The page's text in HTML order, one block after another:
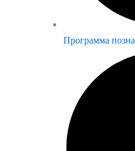
Программа